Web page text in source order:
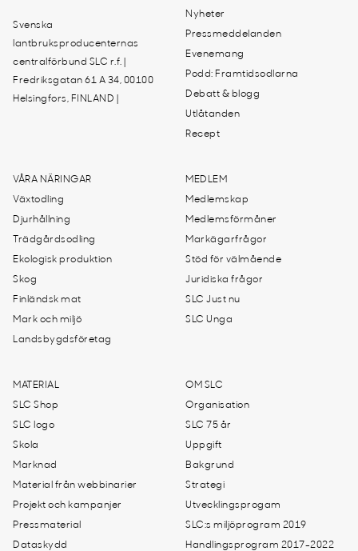
Svenska
lantbruksproducenternas
centralförbund SLC r.f. |
Fredriksgatan 61 A 34, 00100
Helsingfors, FINLAND |
Nyheter
Pressmeddelanden
Evenemang
Podd: Framtidsodlarna
Debatt & blogg
Utlåtanden
Recept
VÅRA NÄRINGAR
Växtodling
Djurhållning
Trädgårdsodling
Ekologisk produktion
Skog
Finländsk mat
Mark och miljö
Landsbygdsföretag
MEDLEM
Medlemskap
Medlemsförmåner
Markägarfrågor
Stöd för välmående
Juridiska frågor
SLC Just nu
SLC Unga
MATERIAL
SLC Shop
SLC logo
Skola
Marknad
Material från webbinarier
Projekt och kampanjer
Pressmaterial
Dataskydd
OM SLC
Organisation
SLC 75 år
Uppgift
Bakgrund
Strategi
Utvecklingsprogam
SLC:s miljöprogram 2019
Handlingsprogram 2017-2022